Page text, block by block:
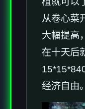
从卷心菜
大幅提高
在十天后
经济自由。